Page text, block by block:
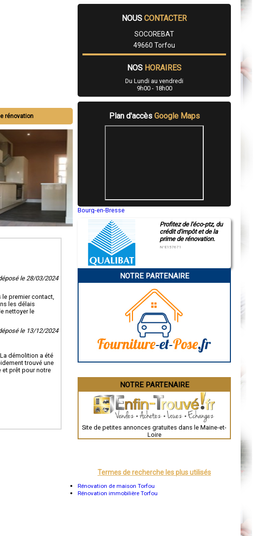
rénovation
le 28/03/2024
le premier contact,
les délais
nettoyer le
le 13/12/2024
démolition a été
trouvé une
et prêt pour notre
NOUS CONTACTER
SOCOREBAT
49660 Torfou
NOS HORAIRES
Du Lundi au vendredi
9h00 - 18h00
Plan d'accès Google Maps
Bourg-en-Bresse
Montluçon
Manosque
Gap
Charleville-Mézières
Pamiers
Narbonne
Brive-la-Gaillarde
Guéret
Besançon
Évreux
Chartres
Nîmes
Auch
Grenoble
Mont-de-Marsan
Blois
Profitez de l'éco-ptz, du
crédit d'impôt et de la
prime de rénovation.
N°E157671
NOTRE PARTENAIRE
NOTRE PARTENAIRE
Site de petites annonces gratuites dans le Maine-et-
Loire
Termes de recherche les plus utilisés
Rénovation de maison Torfou
Rénovation immobilière Torfou